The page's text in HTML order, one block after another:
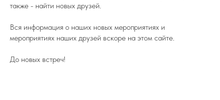
также - найти новых друзей.
Вся информация о наших новых мероприятиях и
мероприятиях наших друзей вскоре на этом сайте.
До новых встреч!